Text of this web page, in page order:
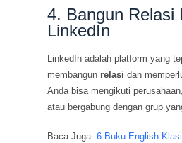
4. Bangun Relasi
LinkedIn
LinkedIn adalah platform yang
membangun relasi dan
Anda bisa mengikuti
atau bergabung dengan grup
Baca Juga:6 Buku English